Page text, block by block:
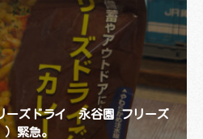
ーズドライ 永谷園 フリーズ
緊急。